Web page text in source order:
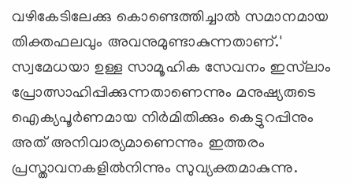
വഴികേടിലേക്കു കൊണ്ടെത്തിച്ചാല്‍ സമാനമായ
തിക്തഫലവും അവനുമുണ്ടാകുന്നതാണ്.'
സ്വമേധയാ ഉള്ള സാമൂഹിക സേവനം ഇസ്‌ലാം
പ്രോത്സാഹിപ്പിക്കുന്നതാണെന്നും മനുഷ്യരുടെ
ഐക്യപൂര്‍ണമായ നിര്‍മിതിക്കും കെട്ടുറപ്പിനും
അത് അനിവാര്യമാണെന്നും ഇത്തരം
പ്രസ്താവനകളില്‍നിന്നും സുവ്യക്തമാകുന്നു.